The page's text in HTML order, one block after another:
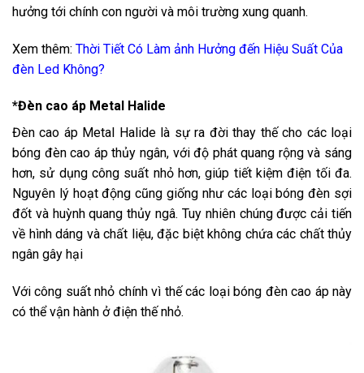
hưởng tới chính con người và môi trường xung quanh.
Xem thêm: Thời Tiết Có Làm ảnh Hưởng đến Hiệu Suất Của
đèn Led Không?
*Đèn cao áp Metal Halide
Đèn cao áp Metal Halide là sự ra đời thay thế cho các loại
bóng đèn cao áp thủy ngân, với độ phát quang rộng và sáng
hơn, sử dụng công suất nhỏ hơn, giúp tiết kiệm điện tối đa.
Nguyên lý hoạt động cũng giống như các loại bóng đèn sợi
đốt và huỳnh quang thủy ngâ. Tuy nhiên chúng được cải tiến
về hình dáng và chất liệu, đặc biệt không chứa các chất thủy
ngân gây hại
Với công suất nhỏ chính vì thế các loại bóng đèn cao áp này
có thể vận hành ở điện thế nhỏ.